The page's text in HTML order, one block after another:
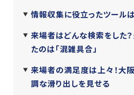
情報収集に役立ったツール
来場者はどんな検索をした
たのは「混雑具合」
来場者の満足度は上々！大
調な滑り出しを見せる